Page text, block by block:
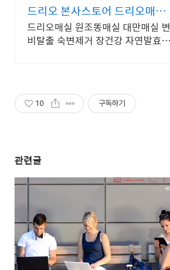
드리오 본사스토어 드리오매실
매일 쾌변매실
드리오매실 원조똥매실 대만매실 변
비탈출 숙변제거 장건강 자연발효
10 구독하기
관련글